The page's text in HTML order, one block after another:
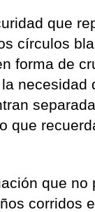
que
círculos
forma de
que
que
corridos